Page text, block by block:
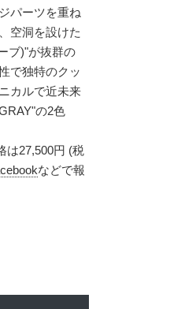
パーツを重ね
空洞を設けた
ブ)"が抜群の
で独特のクッ
カルで近未来
の2色
は27,500円 (税
などで報